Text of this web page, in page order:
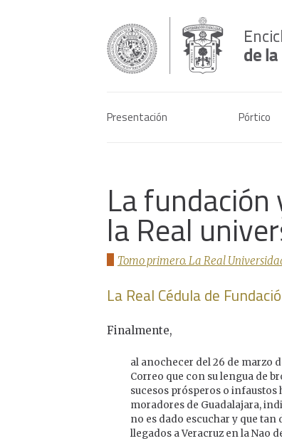
Presentación Pórtico
La
la Real
Tomo primero. La Real
La Real Cédula de
Finalmente,
al anochecer del 26 de marzo
Correo que con su lengua de
sucesos prósperos o
moradores de Guadalajara,
no es dado escuchar y que
llegados a Veracruz en la Nao